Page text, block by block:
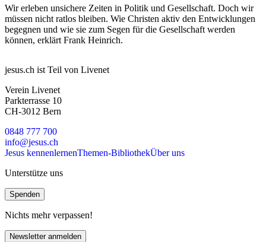
Wir erleben unsichere Zeiten in Politik und Gesellschaft. Doch wir
müssen nicht ratlos bleiben. Wie Christen aktiv den Entwicklungen
begegnen und wie sie zum Segen für die Gesellschaft werden
können, erklärt Frank Heinrich.
jesus.ch ist Teil von Livenet
Verein Livenet
Parkterrasse 10
CH-3012 Bern
0848 777 700
info@jesus.ch
Jesus kennenlernenThemen-BibliothekÜber uns
Unterstütze uns
Spenden
Nichts mehr verpassen!
Newsletter anmelden